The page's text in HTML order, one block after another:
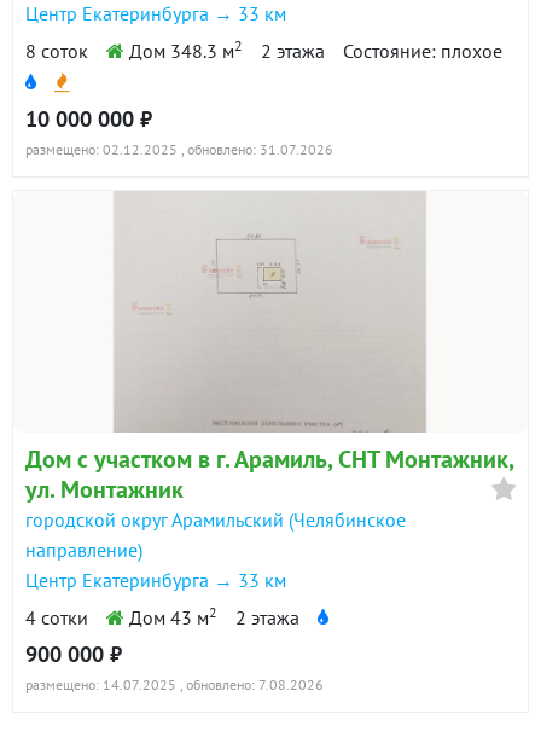
Центр Екатеринбурга → 33 км
8 соток
Дом 348.3 м2 2 этажа Состояние: плохое
10 000 000 ₽
размещено: 02.12.2025 , обновлено: 31.07.2026
Дом с участком в г. Арамиль, СНТ Монтажник,
ул. Монтажник
городской округ Арамильский (Челябинское
направление)
Центр Екатеринбурга → 33 км
4 сотки
Дом 43 м2 2 этажа
900 000 ₽
размещено: 14.07.2025 , обновлено: 7.08.2026